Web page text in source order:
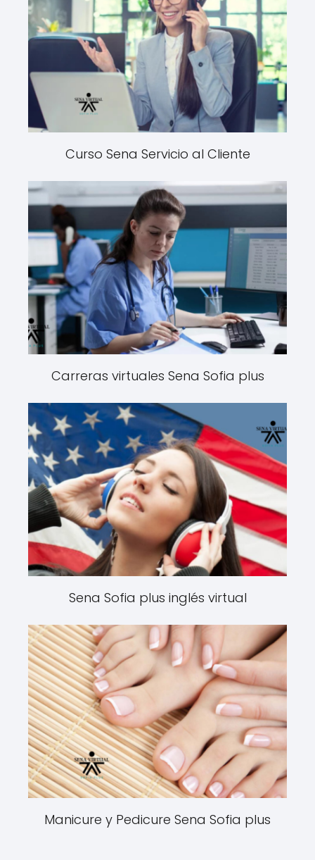
Curso Sena Servicio al Cliente
Carreras virtuales Sena Sofia plus
Sena Sofia plus inglés virtual
Manicure y Pedicure Sena Sofia plus